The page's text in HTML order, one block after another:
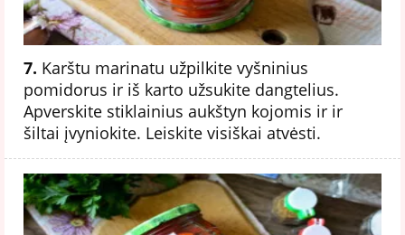
7. Karštu marinatu užpilkite vyšninius
pomidorus ir iš karto užsukite dangtelius.
Apverskite stiklainius aukštyn kojomis ir ir
šiltai įvyniokite. Leiskite visiškai atvėsti.